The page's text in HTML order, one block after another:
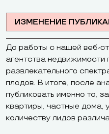
ИЗМЕНЕНИЕ
До работы с нашей веб-
агентства недвижимости
развлекательного
плодов. В итоге, после
публиковать именно то,
квартиры, частные дома,
количеству лидов